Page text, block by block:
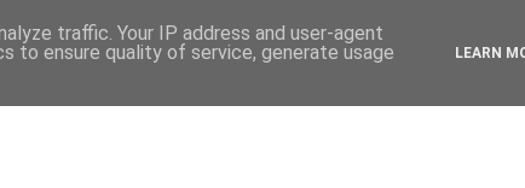
traffic. Your IP address and user-agent
to ensure quality of service, generate usage
LEARN